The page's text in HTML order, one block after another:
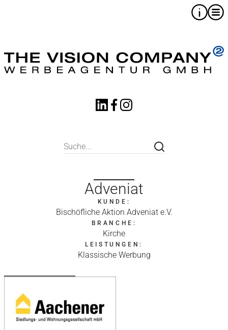
Adveniat
KUNDE:
Bischöfliche Aktion Adveniat e.V.
BRANCHE:
Kirche
LEISTUNGEN:
Klassische Werbung